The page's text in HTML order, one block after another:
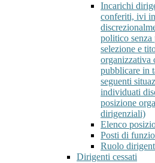
Incarichi
conferiti, ivi
politico senza
selezione e
organizzativa
pubblicare in
seguenti
individuati
posizione
dirigenziali)
Elenco
Posti di
Ruolo
Dirigenti cessati